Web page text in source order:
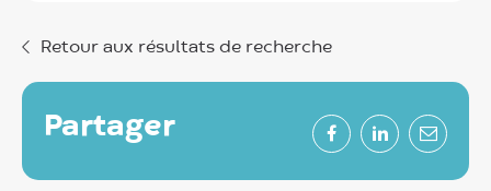
Retour aux résultats de recherche
partager FacebookLinkedIn
Mail